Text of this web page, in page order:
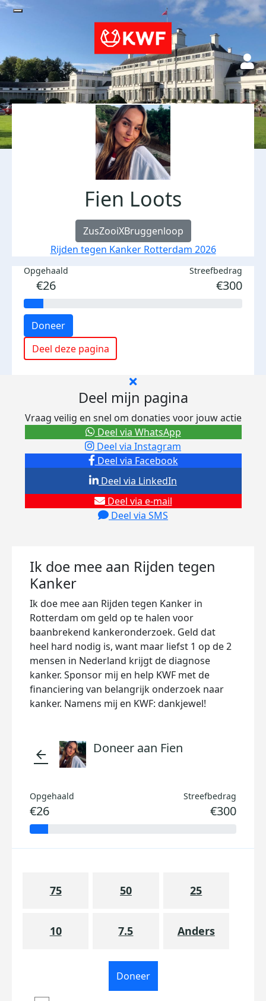
Fien Loots
ZusZooiXBruggenloop
Rijden tegen Kanker Rotterdam 2026
Opgehaald
€26
Streefbedrag
€300
Doneer
Deel deze pagina
Deel mijn pagina
Vraag veilig en snel om donaties voor jouw actie
Deel via Facebook
Deel via Instagram
Deel via e-mail
Deel via SMS
Deel via LinkedIn
Deel via WhatsApp
Ik doe mee aan Rijden tegen
Kanker
Ik doe mee aan Rijden tegen Kanker in
Rotterdam om geld op te halen voor
baanbrekend kankeronderzoek. Geld dat
heel hard nodig is, want maar liefst 1 op de 2
mensen in Nederland krijgt de diagnose
kanker. Sponsor mij en help KWF met de
financiering van belangrijk onderzoek naar
kanker. Namens mij en KWF: dankjewel!
arrow_back Doneer aan Fien
Opgehaald
€26
Streefbedrag
€300
75 50 25
10 7.5 Anders
Doneer